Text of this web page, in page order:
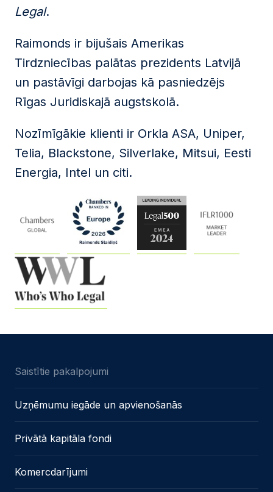
Legal.
Raimonds ir bijušais Amerikas
Tirdzniecības palātas prezidents Latvijā
un pastāvīgi darbojas kā pasniedzējs
Rīgas Juridiskajā augstskolā.
Nozīmīgākie klienti ir Orkla ASA, Uniper,
Telia, Blackstone, Silverlake, Mitsui, Eesti
Energia, Intel un citi.
Saistītie pakalpojumi
Uzņēmumu iegāde un apvienošanās
Privātā kapitāla fondi
Komercdarījumi